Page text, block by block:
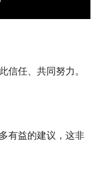
信任、共同努力。
有益的建议，这非